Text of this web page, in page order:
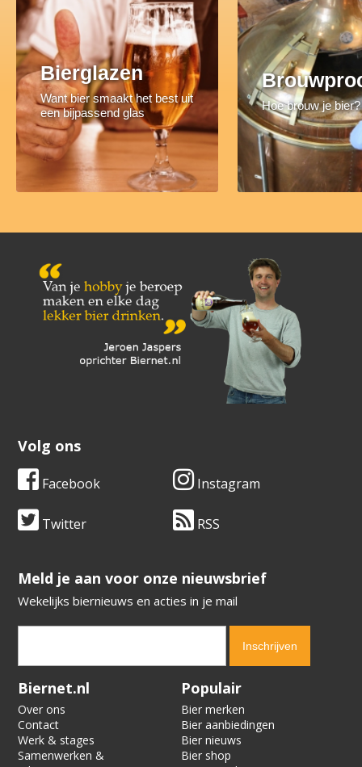
Bierglazen
Want bier smaakt het best uit
een bijpassend glas
Hoe brouw je bier?
Volg ons
Facebook Instagram
Twitter RSS
​​​​​​​Meld je aan voor onze nieuwsbrief
Wekelijks biernieuws en acties in je mail
Verification code:
Biernet.nl
Over ons
Contact
Werk & stages
Samenwerken &
Populair
Bier merken
Bier aanbiedingen
Bier nieuws
Bier shop